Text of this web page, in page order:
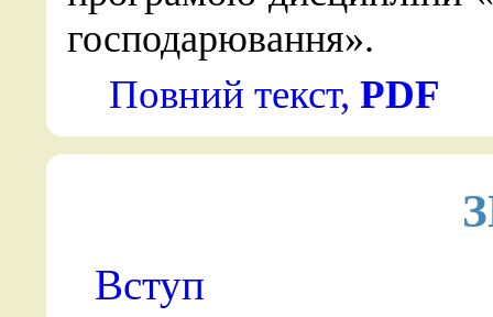
господарювання».
Повний текст,PDF
Вступ